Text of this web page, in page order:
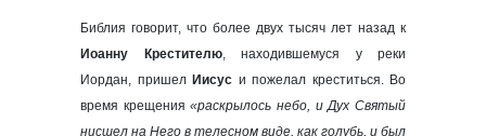
Библия говорит, что более двух тысяч лет назад к
Иоанну Крестителю, находившемуся у реки
Иордан, пришел Иисус и пожелал креститься. Во
время крещения«раскрылось небо, и Дух Святый
нисшел на Него в телесном виде, как голубь, и был